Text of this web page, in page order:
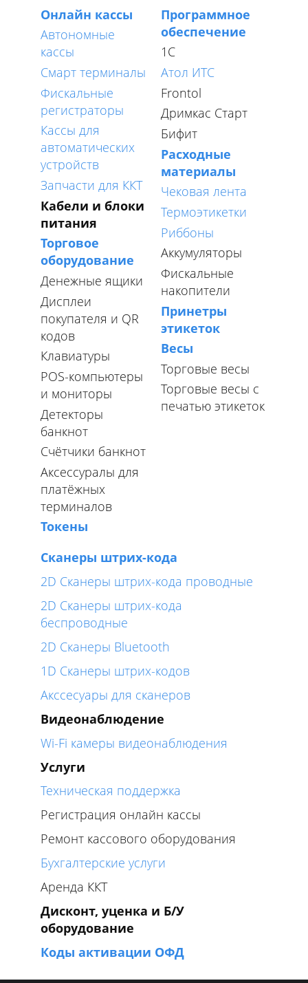
Онлайн кассы
Автономные
кассы
Смарт терминалы
Фискальные
регистраторы
Кассы для
автоматических
устройств
Запчасти для ККТ
Кабели и блоки
питания
Торговое
оборудование
Денежные ящики
Дисплеи
покупателя и QR
кодов
Клавиатуры
POS-компьютеры
и мониторы
Детекторы
банкнот
Счётчики банкнот
Аксессуралы для
платёжных
терминалов
Токены
Программное
обеспечение
1C
Атол ИТС
Frontol
Дримкас Старт
Бифит
Расходные
материалы
Чековая лента
Термоэтикетки
Риббоны
Аккумуляторы
Фискальные
накопители
Принетры
этикеток
Весы
Торговые весы
Торговые весы с
печатью этикеток
Сканеры штрих-кода
2D Сканеры штрих-кода проводные
2D Сканеры штрих-кода
беспроводные
2D Сканеры Bluetooth
1D Сканеры штрих-кодов
Акссесуары для сканеров
Видеонаблюдение
Wi-Fi камеры видеонаблюдения
Услуги
Техническая поддержка
Регистрация онлайн кассы
Ремонт кассового оборудования
Бухгалтерские услуги
Аренда ККТ
Дисконт, уценка и Б/У
оборудование
Коды активации ОФД